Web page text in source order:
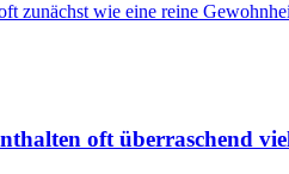
zunächst wie eine reine
oft überraschend